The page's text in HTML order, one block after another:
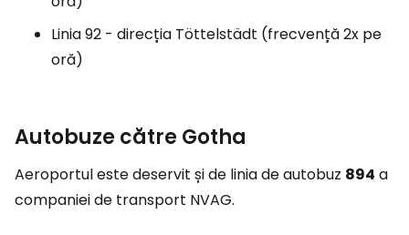
Linia 92 - direcția Töttelstädt (frecvență 2x pe
oră)
Autobuze către Gotha
Aeroportul este deservit și de linia de autobuz 894 a
companiei de transport NVAG.